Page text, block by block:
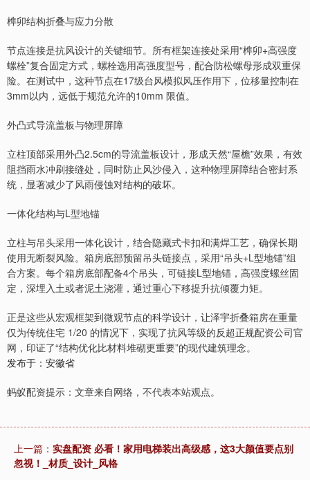
榫卯结构折叠与应力分散
节点连接是抗风设计的关键细节。所有框架连接处采用“榫卯+高强度
螺栓”复合固定方式，螺栓选用高强度型号，配合防松螺母形成双重保
险。在测试中，这种节点在17级台风模拟风压作用下，位移量控制在
3mm以内，远低于规范允许的10mm 限值。
外凸式导流盖板与物理屏障
立柱顶部采用外凸2.5cm的导流盖板设计，形成天然“屋檐”效果，有效
阻挡雨水冲刷接缝处，同时防止风沙侵入，这种物理屏障结合密封系
统，显著减少了风雨侵蚀对结构的破坏。
一体化结构与L型地锚
立柱与吊头采用一体化设计，结合隐藏式卡扣和满焊工艺，确保长期
使用无断裂风险。箱房底部预留吊头链接点，采用“吊头+L型地锚”组
合方案。每个箱房底部配备4个吊头，可链接L型地锚，高强度螺丝固
定，深埋入土或者泥土浇灌，通过重心下移提升抗倾覆力矩。
正是这些从宏观框架到微观节点的科学设计，让泽宇折叠箱房在重量
仅为传统住宅 1/20 的情况下，实现了抗风等级的反超正规配资公司官
网，印证了“结构优化比材料堆砌更重要”的现代建筑理念。
发布于：安徽省
蚂蚁配资提示：文章来自网络，不代表本站观点。
上一篇： 实盘配资 必看！家用电梯装出高级感，这3大颜值要点别
忽视！_材质_设计_风格